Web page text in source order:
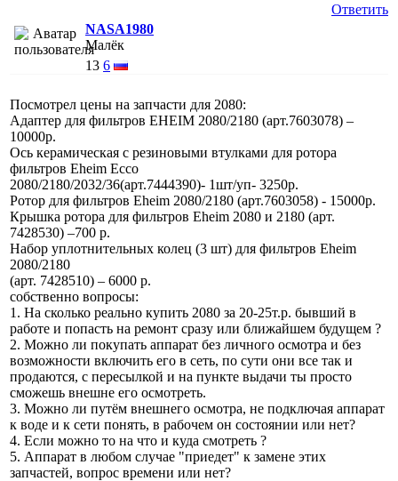
Ответить
NASA1980
Малёк
13 6
Посмотрел цены на запчасти для 2080:
Адаптер для фильтров ЕНЕIМ 2080/2180 (арт.7603078) –
10000р.
Ось керамическая с резиновыми втулками для ротора
фильтров Еhеim Ессо
2080/2180/2032/36(арт.7444390)- 1шт/уп- 3250р.
Ротор для фильтров Еhеim 2080/2180 (арт.7603058) - 15000р.
Крышка ротора для фильтров Еhеim 2080 и 2180 (арт.
7428530) –700 р.
Набор уплотнительных колец (3 шт) для фильтров Еhеim
2080/2180
(арт. 7428510) – 6000 р.
собственно вопросы:
1. На сколько реально купить 2080 за 20-25т.р. бывший в
работе и попасть на ремонт сразу или ближайшем будущем ?
2. Можно ли покупать аппарат без личного осмотра и без
возможности включить его в сеть, по сути они все так и
продаются, с пересылкой и на пункте выдачи ты просто
сможешь внешне его осмотреть.
3. Можно ли путём внешнего осмотра, не подключая аппарат
к воде и к сети понять, в рабочем он состоянии или нет?
4. Если можно то на что и куда смотреть ?
5. Аппарат в любом случае "приедет" к замене этих
запчастей, вопрос времени или нет?